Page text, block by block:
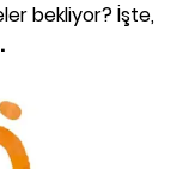
bekliyor? İşte,